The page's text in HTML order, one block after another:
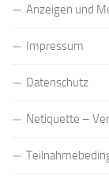
Anzeigen und
Impressum
Datenschutz
Netiquette –